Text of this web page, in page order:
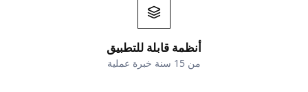
أنظمة قابلة للتطبيق
من 15 سنة خبرة عملية